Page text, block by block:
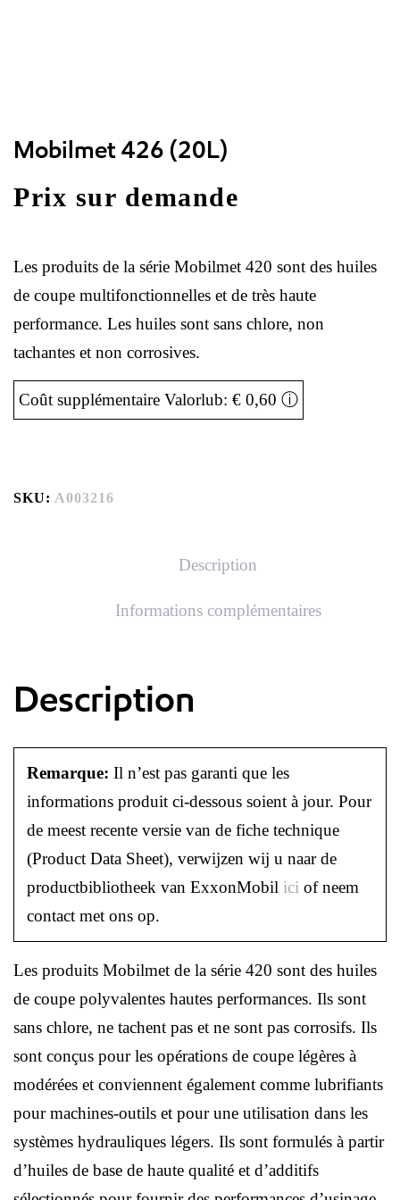
Mobilmet 426 (20L)
Prix sur demande
Les produits de la série Mobilmet 420 sont des huiles
de coupe multifonctionnelles et de très haute
performance. Les huiles sont sans chlore, non
tachantes et non corrosives.
Coût supplémentaire Valorlub: € 0,60 ⓘ
SKU: A003216
Description
Informations complémentaires
Description
Remarque: Il n’est pas garanti que les
informations produit ci-dessous soient à jour. Pour
de meest recente versie van de fiche technique
(Product Data Sheet), verwijzen wij u naar de
productbibliotheek van ExxonMobil ici of neem
contact met ons op.
Les produits Mobilmet de la série 420 sont des huiles
de coupe polyvalentes hautes performances. Ils sont
sans chlore, ne tachent pas et ne sont pas corrosifs. Ils
sont conçus pour les opérations de coupe légères à
modérées et conviennent également comme lubrifiants
pour machines-outils et pour une utilisation dans les
systèmes hydrauliques légers. Ils sont formulés à partir
d’huiles de base de haute qualité et d’additifs